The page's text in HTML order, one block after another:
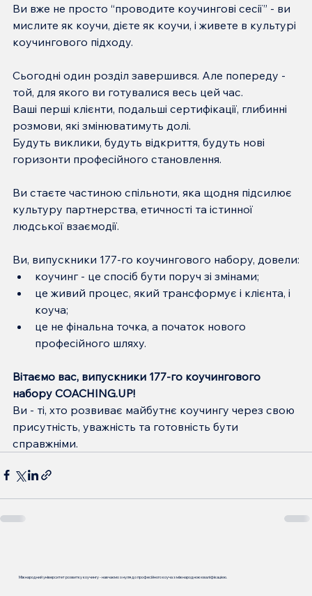
Ви вже не просто “проводите коучингові сесії” - ви
мислите як коучи, дієте як коучи, і живете в культурі
коучингового підходу.
Сьогодні один розділ завершився. Але попереду -
той, для якого ви готувалися весь цей час.
Ваші перші клієнти, подальші сертифікації, глибинні
розмови, які змінюватимуть долі.
Будуть виклики, будуть відкриття, будуть нові
горизонти професійного становлення.
Ви стаєте частиною спільноти, яка щодня підсилює
культуру партнерства, етичності та істинної
людської взаємодії.
Ви, випускники 177-го коучингового набору, довели:
коучинг - це спосіб бути поруч зі змінами;
це живий процес, який трансформує і клієнта, і
коуча;
це не фінальна точка, а початок нового
професійного шляху.
Вітаємо вас, випускники 177-го коучингового
набору COACHING.UP!
Ви - ті, хто розвиває майбутнє коучингу через свою
присутність, уважність та готовність бути
справжніми.
Міжнародний університет розвитку коучингу - навчаємо з нуля до професійного коуча з міжнародною кваліфікацією.